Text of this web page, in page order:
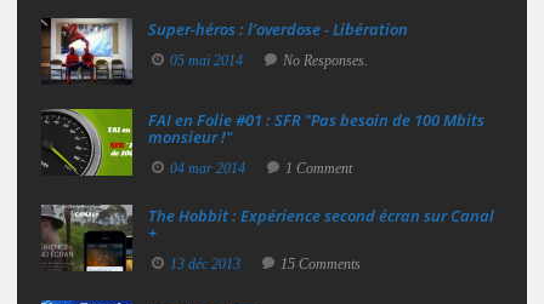
Super‑héros : l’overdose - Libération
05 mai 2014 No Responses.
FAI en Folie #01 : SFR "Pas besoin de 100 Mbits
monsieur !"
04 mar 2014 1 Comment
The Hobbit : Expérience second écran sur Canal
+
13 déc 2013 15 Comments